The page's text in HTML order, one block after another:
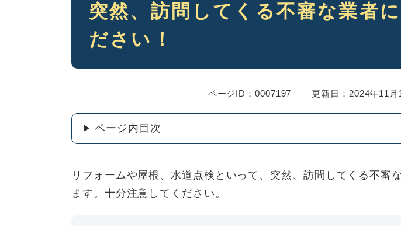
突然、訪問してくる不審な業者に
ださい！
ページID：0007197 更新日：2024年11月
ページ内目次
リフォームや屋根、水道点検といって、突然、訪問してくる不審
ます。十分注意してください。